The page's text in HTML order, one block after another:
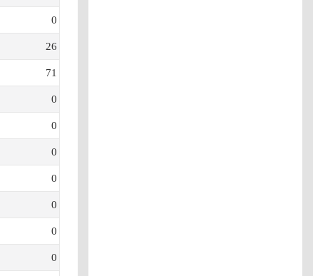
0
26
71
0
0
0
0
0
0
0